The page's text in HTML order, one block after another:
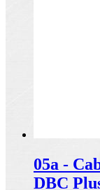
05a -
DBC